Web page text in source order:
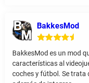
BakkesMod
BakkesMod es un mod
características al
coches y fútbol. Se trata